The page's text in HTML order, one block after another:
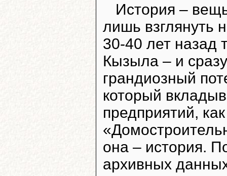
История –
лишь взглянуть
30-40 лет назад
Кызыла – и
грандиозный
который
предприятий,
она – история.
архивных